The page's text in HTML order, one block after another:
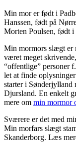
Min mor er født i
Hanssen, født på
Morten Poulsen, født
Min mormors slægt er
været meget
“offentlige” personer
let at finde
starter i Sønderjylland
Djursland. En enkelt
mere om min mormor
Sværere er det med
Min morfars slægt
Skanderborg. Læs